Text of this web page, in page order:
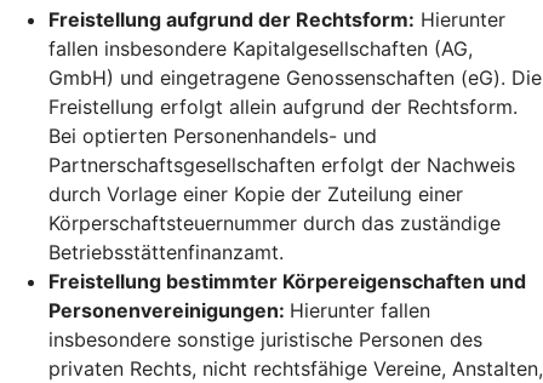
Freistellung aufgrund der Rechtsform: Hierunter
fallen insbesondere Kapitalgesellschaften (AG,
GmbH) und eingetragene Genossenschaften (eG). Die
Freistellung erfolgt allein aufgrund der Rechtsform.
Bei optierten Personenhandels- und
Partnerschaftsgesellschaften erfolgt der Nachweis
durch Vorlage einer Kopie der Zuteilung einer
Körperschaftsteuernummer durch das zuständige
Betriebsstättenfinanzamt.
Freistellung bestimmter Körpereigenschaften und
Personenvereinigungen: Hierunter fallen
insbesondere sonstige juristische Personen des
privaten Rechts, nicht rechtsfähige Vereine, Anstalten,